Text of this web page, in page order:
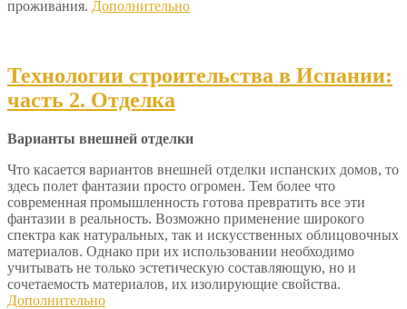
проживания. Дополнительно
Технологии строительства в Испании:
часть 2. Отделка
Варианты внешней отделки
Что касается вариантов внешней отделки испанских домов, то
здесь полет фантазии просто огромен. Тем более что
современная промышленность готова превратить все эти
фантазии в реальность. Возможно применение широкого
спектра как натуральных, так и искусственных облицовочных
материалов. Однако при их использовании необходимо
учитывать не только эстетическую составляющую, но и
сочетаемость материалов, их изолирующие свойства.
Дополнительно